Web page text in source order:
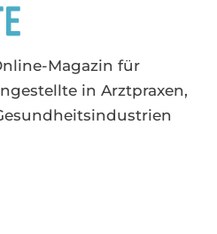
Magazin für
in Arztpraxen,